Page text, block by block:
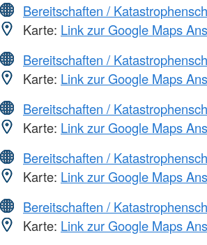
Bereitschaften /
Karte: Link zur Google Maps
Bereitschaften /
Karte: Link zur Google Maps
Bereitschaften /
Karte: Link zur Google Maps
Bereitschaften /
Karte: Link zur Google Maps
Bereitschaften /
Karte: Link zur Google Maps